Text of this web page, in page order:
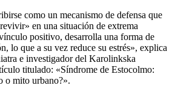
como un mecanismo de defensa que
en una situación de extrema
positivo, desarrolla una forma de
lo que a su vez reduce su estrés», explica
e investigador del Karolinkska
titulado: «Síndrome de Estocolmo:
o mito urbano?».